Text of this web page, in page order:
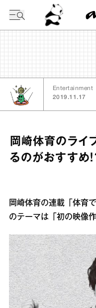
Entertainment
2019.11.17
岡崎体育のライ
るのがおすすめ
岡崎体育の連載「体育
のテーマは「初の映像